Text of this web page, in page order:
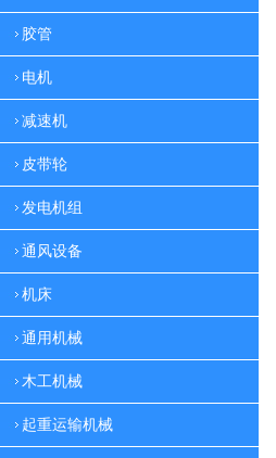
胶管
电机
减速机
皮带轮
发电机组
通风设备
机床
通用机械
木工机械
起重运输机械